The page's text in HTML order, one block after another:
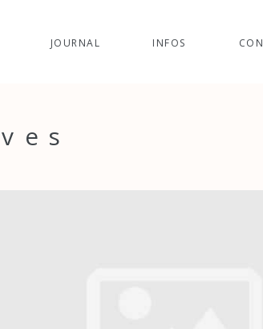
JOURNAL INFOS